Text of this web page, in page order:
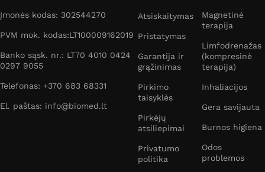
Įmonės kodas: 302544270
PVM mok. kodas:LT100009162019
Banko sąsk. nr.: LT70 4010 0424
0297 9055
Telefonas: +370 683 68331
El. paštas: info@biomed.lt
Atsiskaitymas
Pristatymas
Garantija ir
grąžinimas
Pirkimo
taisyklės
Pirkėjų
atsiliepimai
Privatumo
politika
Magnetinė
terapija
Limfodrenažas
(kompresinė
terapija)
Inhaliacijos
Gera savijauta
Burnos higiena
Odos
problemos